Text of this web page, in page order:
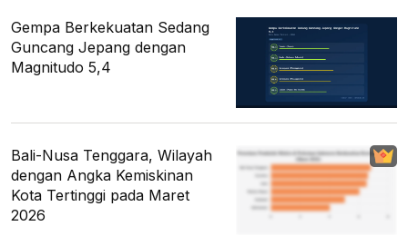
Gempa Berkekuatan Sedang
Guncang Jepang dengan
Magnitudo 5,4
Bali-Nusa Tenggara, Wilayah
dengan Angka Kemiskinan
Kota Tertinggi pada Maret
2026